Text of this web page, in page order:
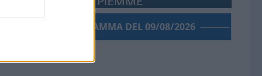
PORROGRAMMA DEL 09/08/2026